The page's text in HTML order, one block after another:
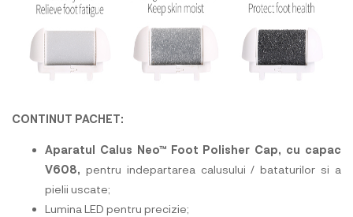
CONTINUT PACHET:
Aparatul Calus Neo™ Foot Polisher Cap, cu capac
V608, pentru indepartarea calusului / bataturilor si a
pielii uscate;
Lumina LED pentru precizie;